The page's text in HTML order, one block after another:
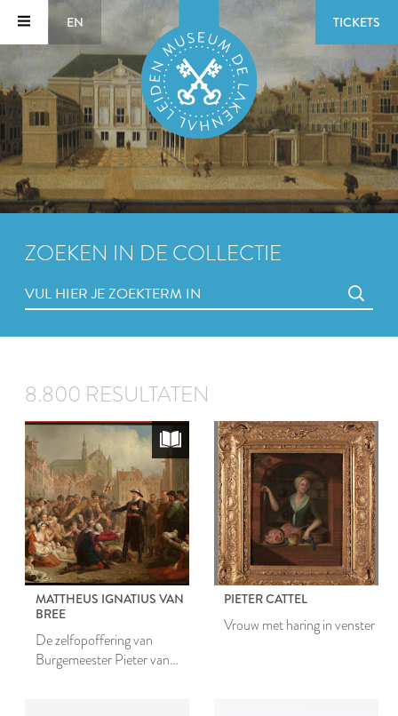
EN TICKETS
ZOEKEN IN DE COLLECTIE
8.800 RESULTATEN
MATTHEUS IGNATIUS VAN
BREE
De zelfopoffering van
Burgemeester Pieter van
PIETER CATTEL
Vrouw met haring in venster